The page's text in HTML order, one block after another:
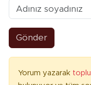
Gönder
Yorum yazarak